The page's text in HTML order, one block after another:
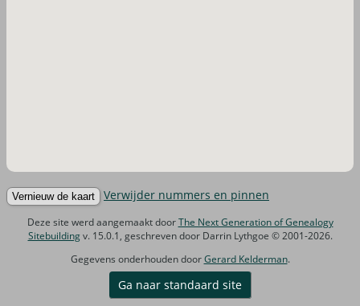
Verwijder nummers en pinnen
Deze site werd aangemaakt doorThe Next Generation of Genealogy
Sitebuildingv. 15.0.1, geschreven door Darrin Lythgoe © 2001-2026.
Gegevens onderhouden doorGerard Kelderman.
Ga naar standaard site